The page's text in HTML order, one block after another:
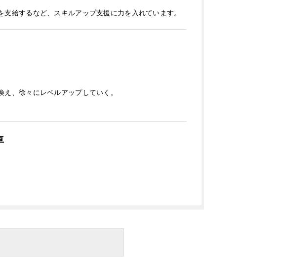
給するなど、スキルアップ支援に力を入れています。
、徐々にレベルアップしていく。